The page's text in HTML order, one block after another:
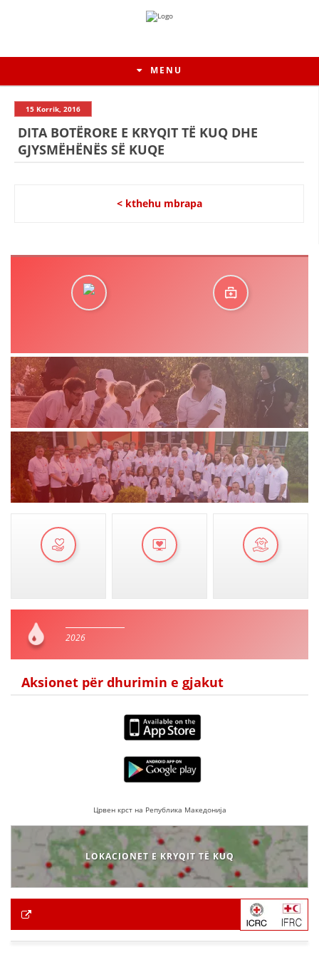
MENU
VEPRIMTARI
DORACAKË
STRATEGJI
MATERIAL EDUKATIVO INFORMATIV
PRESENTATIONS
15 Korrik, 2016
DITA BOTËRORE E KRYQIT TË KUQ DHE
GJYSMËHËNËS SË KUQE
< kthehu mbrapa
2026
Aksionet për dhurimin e gjakut
Црвен крст на Република Македонија
LOKACIONET E KRYQIT TË KUQ